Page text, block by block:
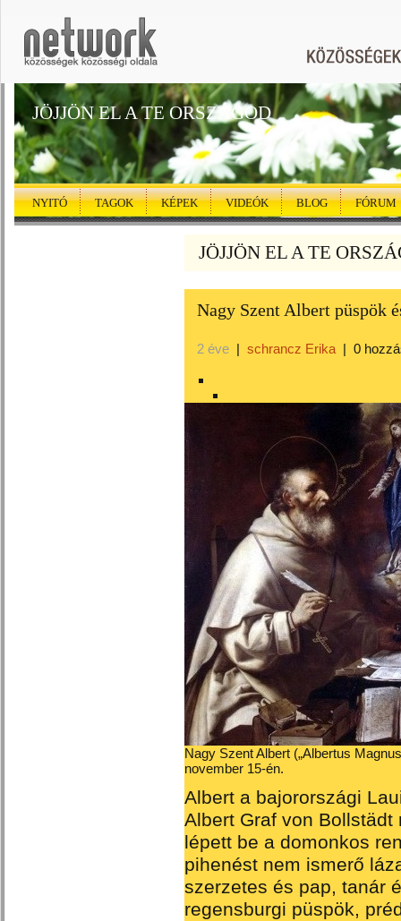
JÖJJÖN EL A TE ORSZÁGOD
NYITÓ TAGOK KÉPEK VIDEÓK BLOG FÓRUM
JÖJJÖN EL A TE
Nagy Szent Albert püspök
2 éve | schrancz Erika | 0
Nagy Szent Albert („Albertus
november 15-én.
Albert a bajorországi
Albert Graf von
lépett be a domonkos
pihenést nem ismerő
szerzetes és pap, tanár
regensburgi püspök,